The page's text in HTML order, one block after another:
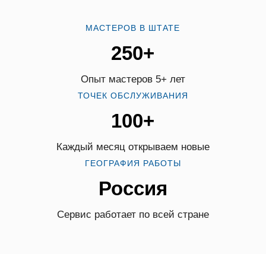
МАСТЕРОВ В ШТАТЕ
250+
Опыт мастеров 5+ лет
ТОЧЕК ОБСЛУЖИВАНИЯ
100+
Каждый месяц открываем новые
ГЕОГРАФИЯ РАБОТЫ
Россия
Сервис работает по всей стране